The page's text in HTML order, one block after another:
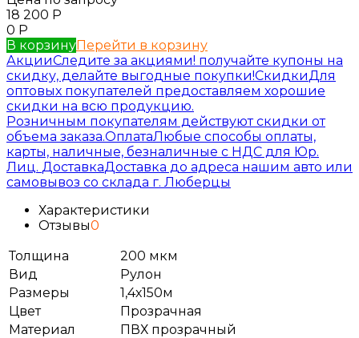
18 200 Р
0 Р
В корзинуПерейти в корзину
АкцииСледите за акциями! получайте купоны на
скидку, делайте выгодные покупки!СкидкиДля
оптовых покупателей предоставляем хорошие
скидки на всю продукцию.
Розничным покупателям действуют скидки от
объема заказа.ОплатаЛюбые способы оплаты,
карты, наличные, безналичные с НДС для Юр.
Лиц. ДоставкаДоставка до адреса нашим авто или
самовывоз со склада г. Люберцы
Характеристики
Отзывы0
Толщина
200 мкм
Вид
Рулон
Размеры
1,4х150м
Цвет
Прозрачная
Материал
ПВХ прозрачный